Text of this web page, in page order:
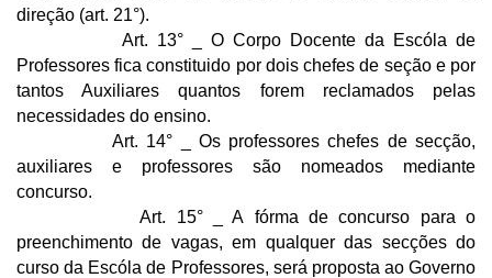
direção (art. 21°).
Art. 13° _ O Corpo Docente da Escóla de
Professores fica constituido por dois chefes de seção e por
tantos Auxiliares quantos forem reclamados pelas
necessidades do ensino.
Art. 14° _ Os professores chefes de secção,
auxiliares e professores são nomeados mediante
concurso.
Art. 15° _ A fórma de concurso para o
preenchimento de vagas, em qualquer das secções do
curso da Escóla de Professores, será proposta ao Governo